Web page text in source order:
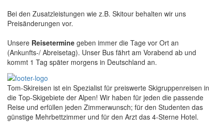
Bei den Zusatzleistungen wie z.B. Skitour behalten wir uns
Preisänderungen vor.
Unsere Reisetermine geben immer die Tage vor Ort an
(Ankunfts-/ Abreisetag). Unser Bus fährt am Vorabend ab und
kommt 1 Tag später morgens in Deutschland an.
Tom-Skireisen ist ein Spezialist für preiswerte Skigruppenreisen in
die Top-Skigebiete der Alpen! Wir haben für jeden die passende
Reise und erfüllen jeden Zimmerwunsch; für den Studenten das
günstige Mehrbettzimmer und für den Arzt das 4-Sterne Hotel.